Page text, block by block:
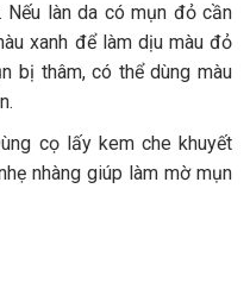
Nếu làn da có mụn đỏ cần
xanh để làm dịu màu đỏ
bị thâm, có thể dùng màu
cọ lấy kem che khuyết
nhàng giúp làm mờ mụn